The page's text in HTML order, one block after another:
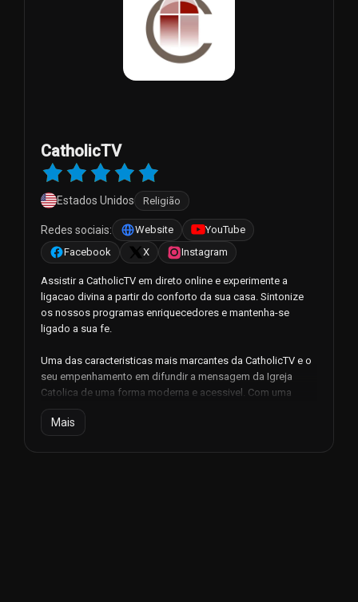
CatholicTV
Estados Unidos Religião
Redes sociais: Website
YouTube
Facebook
X Instagram
Assistir a CatholicTV em direto online e experimente a
ligacao divina a partir do conforto da sua casa. Sintonize
os nossos programas enriquecedores e mantenha-se
ligado a sua fe.
Uma das caracteristicas mais marcantes da CatholicTV e o
seu empenhamento em difundir a mensagem da Igreja
Catolica de uma forma moderna e acessivel. Com uma
programacao diversificada, o canal dirige-se a
telespectadores de todas as idades e origens,
assegurando que todos possam encontrar algo
significativo e relevante para as suas vidas.
Mais